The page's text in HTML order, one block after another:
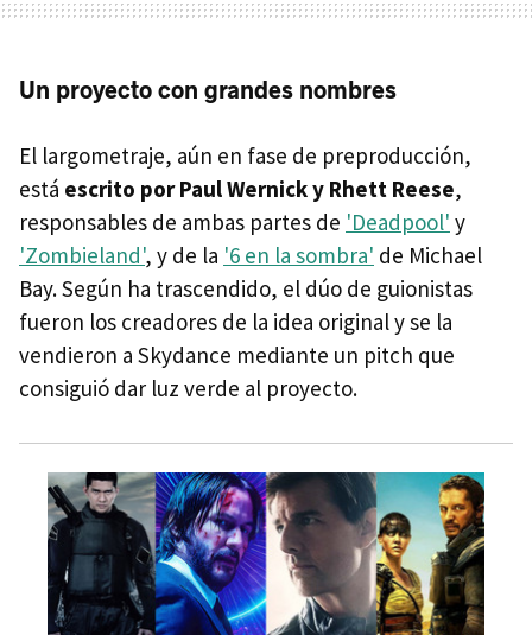
Un proyecto con grandes nombres
El largometraje, aún en fase de preproducción,
está escrito por Paul Wernick y Rhett Reese,
responsables de ambas partes de 'Deadpool' y
'Zombieland', y de la '6 en la sombra' de Michael
Bay. Según ha trascendido, el dúo de guionistas
fueron los creadores de la idea original y se la
vendieron a Skydance mediante un pitch que
consiguió dar luz verde al proyecto.